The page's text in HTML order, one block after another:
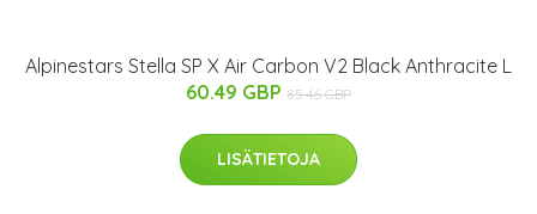
Alpinestars Stella SP X Air Carbon V2 Black Anthracite L
60.49 GBP 85.46 GBP
LISÄTIETOJA